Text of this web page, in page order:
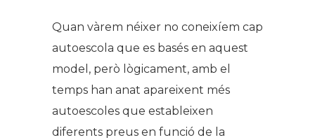
Quan vàrem néixer no coneixíem cap
autoescola que es basés en aquest
model, però lògicament, amb el
temps han anat apareixent més
autoescoles que estableixen
diferents preus en funció de la